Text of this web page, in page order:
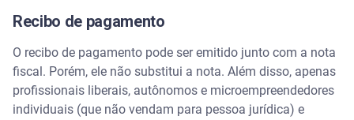
Recibo de pagamento
O recibo de pagamento pode ser emitido junto com a nota
fiscal. Porém, ele não substitui a nota. Além disso, apenas
profissionais liberais, autônomos e microempreendedores
individuais (que não vendam para pessoa jurídica) e